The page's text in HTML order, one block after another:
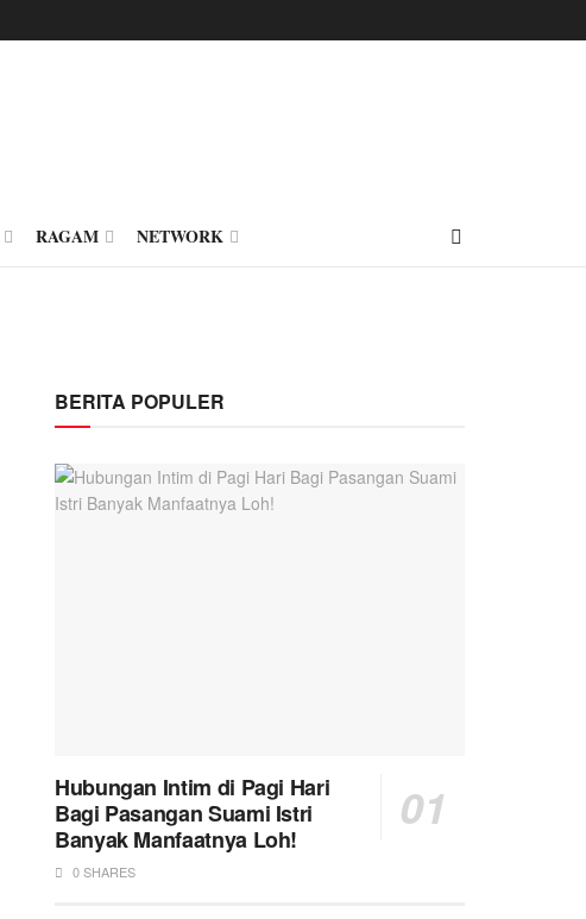
RAGAM NETWORK
BERITA POPULER
Hubungan Intim di Pagi Hari
Bagi Pasangan Suami Istri
Banyak Manfaatnya Loh!
0 SHARES